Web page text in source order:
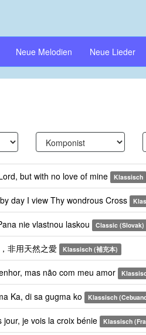
Neue Melodien Neue Lieder
but with no love of mine Klassisch
day I view Thy wondrous Cross
nie vlastnou laskou Classic (Slovak)
非用天然之愛 Klassisch (補充本)
mas não com meu amor
Ka, di sa gugma ko Klassisch
je vois la croix bénie Klassisch